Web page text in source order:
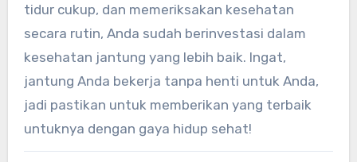
tidur cukup, dan memeriksakan kesehatan
secara rutin, Anda sudah berinvestasi dalam
kesehatan jantung yang lebih baik. Ingat,
jantung Anda bekerja tanpa henti untuk Anda,
jadi pastikan untuk memberikan yang terbaik
untuknya dengan gaya hidup sehat!